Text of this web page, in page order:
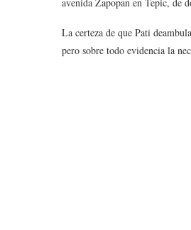
La certeza de que Pati
pero sobre todo evidencia la